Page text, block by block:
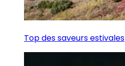
Top des saveurs estivales